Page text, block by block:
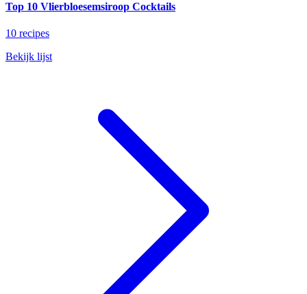
Top 10 Vlierbloesemsiroop Cocktails
10 recipes
Bekijk lijst